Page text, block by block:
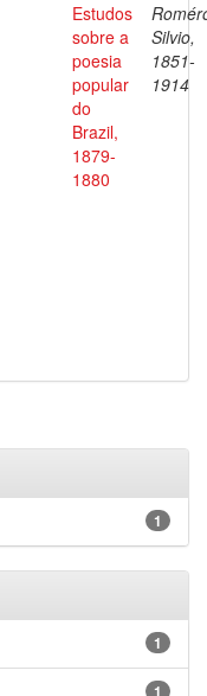
Estudos
sobre a
poesia
popular
do
Brazil,
1879-
1880
Silvio,
1851-
1914
1
1
1